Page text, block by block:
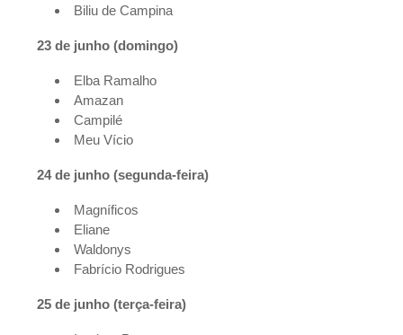
Biliu de Campina
23 de junho (domingo)
Elba Ramalho
Amazan
Campilé
Meu Vício
24 de junho (segunda-feira)
Magníficos
Eliane
Waldonys
Fabrício Rodrigues
25 de junho (terça-feira)